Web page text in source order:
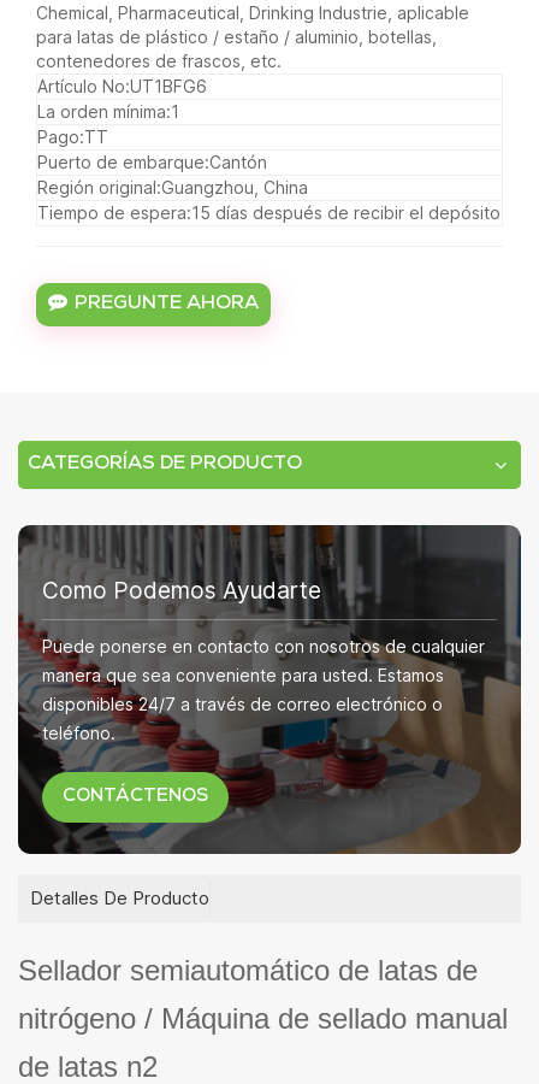
Chemical, Pharmaceutical, Drinking Industrie, aplicable
para latas de plástico / estaño / aluminio, botellas,
contenedores de frascos, etc.
Artículo No:UT1BFG6
La orden mínima:1
Pago:TT
Puerto de embarque:Cantón
Región original:Guangzhou, China
Tiempo de espera:15 días después de recibir el depósito
PREGUNTE AHORA
CATEGORÍAS DE PRODUCTO
Como Podemos Ayudarte
Puede ponerse en contacto con nosotros de cualquier
manera que sea conveniente para usted. Estamos
disponibles 24/7 a través de correo electrónico o
teléfono.
CONTÁCTENOS
Detalles De Producto
Sellador semiautomático de latas de
nitrógeno / Máquina de sellado manual
de latas n2